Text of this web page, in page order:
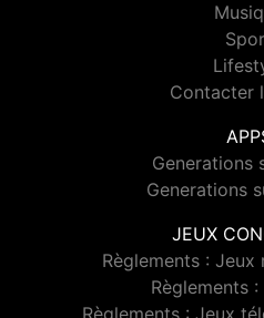
Contacter
Generations
Generations
JEUX
Règlements : Jeux
Règlements